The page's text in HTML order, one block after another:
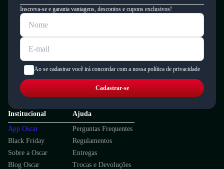
Inscreva-se e garanta vantagens, descontos e cupons exclusivos!
Ao se cadastrar você irá concordar com a nossa política de privacidade
Cadastrar-se
Institucional
App Oscar
Black Friday
Sobre a Oscar
Blog Oscar
Ajuda
Perguntas Frequentes
Regulamentos
Entregas
Trocas e Devoluções